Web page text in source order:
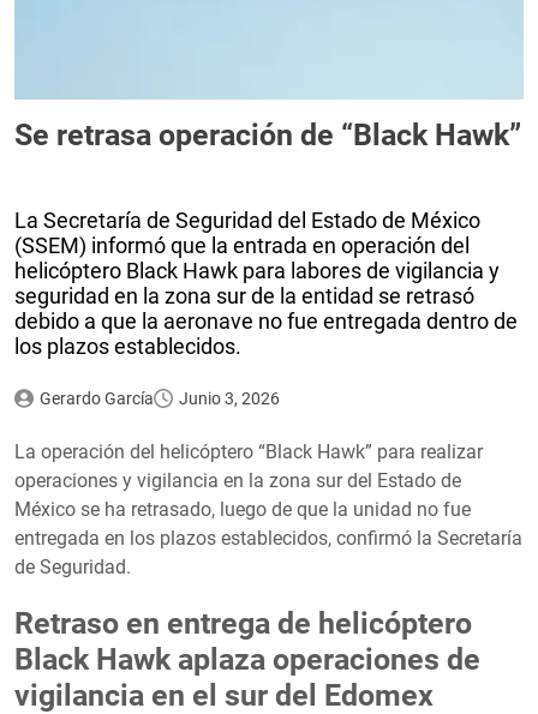
Se retrasa operación de “Black Hawk”
La Secretaría de Seguridad del Estado de México
(SSEM) informó que la entrada en operación del
helicóptero Black Hawk para labores de vigilancia y
seguridad en la zona sur de la entidad se retrasó
debido a que la aeronave no fue entregada dentro de
los plazos establecidos.
Gerardo García Junio 3, 2026
La operación del helicóptero “Black Hawk” para realizar
operaciones y vigilancia en la zona sur del Estado de
México se ha retrasado, luego de que la unidad no fue
entregada en los plazos establecidos, confirmó la Secretaría
de Seguridad.
Retraso en entrega de helicóptero
Black Hawk aplaza operaciones de
vigilancia en el sur del Edomex